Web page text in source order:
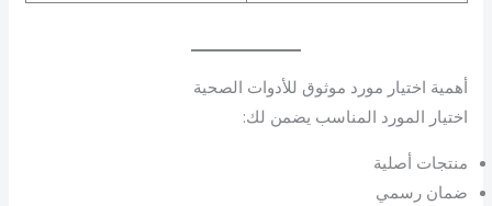
أهمية اختيار مورد موثوق للأدوات الصحية
اختيار المورد المناسب يضمن لك:
منتجات أصلية
ضمان رسمي